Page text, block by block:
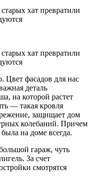
Цвет фасадов для нас
деталь
на которой растет
— такая кровля
защищает дом
колебаний. Причем
на доме всегда.
гараж, чуть
За счет
смотрятся